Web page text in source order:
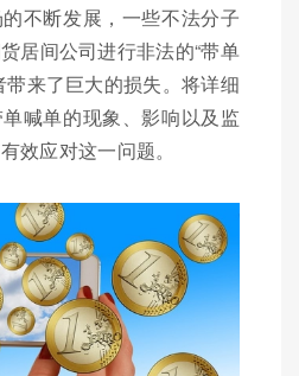
不断发展，一些不法分子
居间公司进行非法的“带单
带来了巨大的损失。将详细
喊单的现象、影响以及监
效应对这一问题。